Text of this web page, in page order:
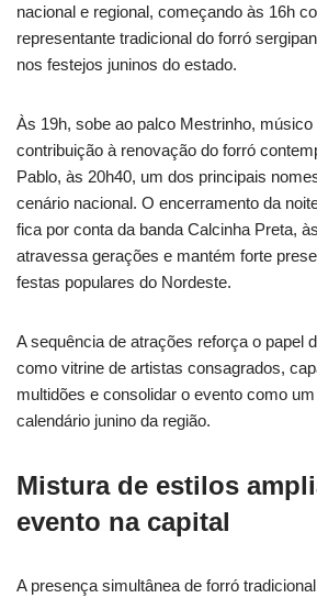
nacional e regional, começando às 16h
representante tradicional do forró
nos festejos juninos do estado.
Às 19h, sobe ao palco Mestrinho,
contribuição à renovação do forró
Pablo, às 20h40, um dos principais
cenário nacional. O encerramento da
fica por conta da banda Calcinha Preta,
atravessa gerações e mantém forte
festas populares do Nordeste.
A sequência de atrações reforça o papel
como vitrine de artistas consagrados,
multidões e consolidar o evento como
calendário junino da região.
Mistura de estilos
evento na capital
A presença simultânea de forró